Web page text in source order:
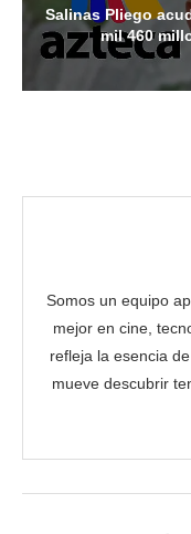
Salinas Pliego
mil 460
Somos un equipo
mejor en cine,
refleja la esencia
mueve descubrir